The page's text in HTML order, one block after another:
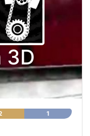
3D
1